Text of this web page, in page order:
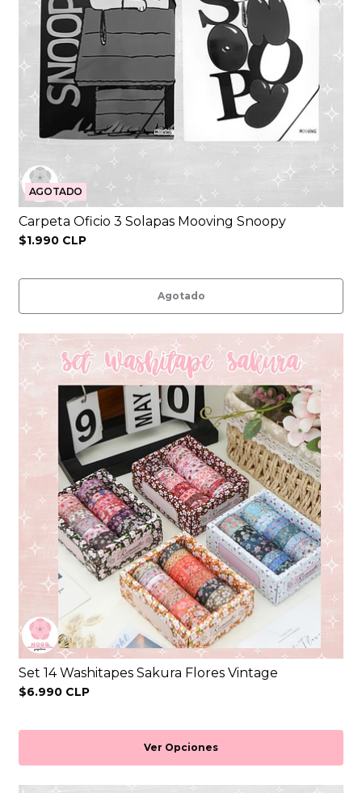
AGOTADO
Carpeta Oficio 3 Solapas Mooving Snoopy
$1.990 CLP
Agotado
Set 14 Washitapes Sakura Flores Vintage
$6.990 CLP
Ver Opciones